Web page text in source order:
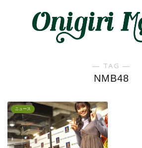
― TAG ―
NMB48
ニュース